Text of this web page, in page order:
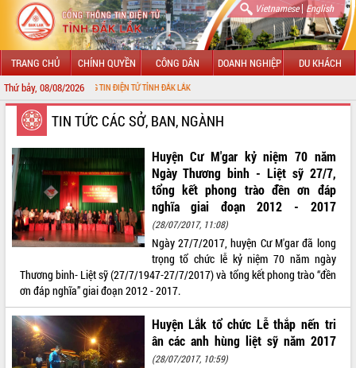
Vietnamese| English
TRANG CHỦ CHÍNH QUYỀN CÔNG DÂN DOANH NGHIỆP DU KHÁCH
Thứ bảy, 08/08/2026
THÔNG TIN ĐIỆN TỬ TỈNH ĐẮK LẮK
GIỚI THIỆU
LÃNH ĐẠO UBND TỈNH
TIN TỨC SỰ KIỆN
SỞ, BAN, NGÀNH
UBND CÁC XÃ, PHƯỜNG
THÔNG TIN CHỈ ĐẠO ĐIỀU HÀNH
VĂN BẢN HĐND TỈNH
TIN TỨC CÁC SỞ, BAN, NGÀNH
Huyện Cư M'gar kỷ niệm 70 năm
Ngày Thương binh - Liệt sỹ 27/7,
tổng kết phong trào đền ơn đáp
nghĩa giai đoạn 2012 - 2017
(28/07/2017, 11:08)
Ngày 27/7/2017, huyện Cư M'gar đã long
trọng tổ chức lễ kỷ niệm 70 năm ngày
Thương binh- Liệt sỹ (27/7/1947-27/7/2017) và tổng kết phong trào “đền
ơn đáp nghĩa” giai đoạn 2012 - 2017.
Huyện Lắk tổ chức Lễ thắp nến tri
ân các anh hùng liệt sỹ năm 2017
(28/07/2017, 10:59)